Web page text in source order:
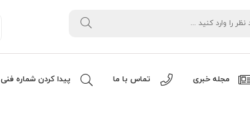
مجله خبری تماس با ما پیدا کردن شماره فنی